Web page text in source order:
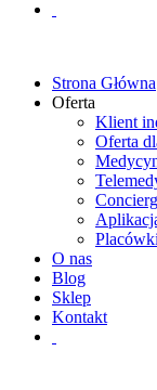
Strona Główna
Oferta
Klient
Oferta
O nas
Blog
Sklep
Kontakt